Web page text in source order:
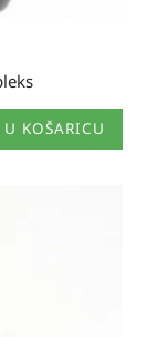
KOŠARICU